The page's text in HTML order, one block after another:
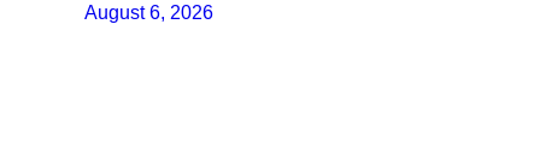
August 6, 2026